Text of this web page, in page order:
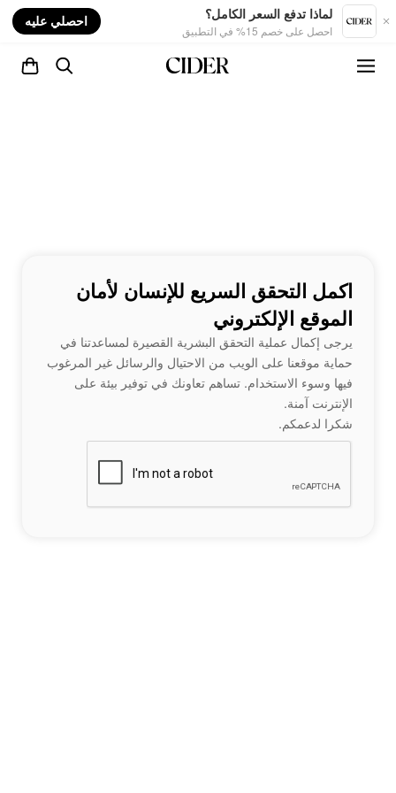
لماذا تدفع السعر الكامل؟
احصل على خصم 15% في التطبيق
احصلي عليه
اكمل التحقق السريع للإنسان لأمان
الموقع الإلكتروني
يرجى إكمال عملية التحقق البشرية القصيرة لمساعدتنا في
حماية موقعنا على الويب من الاحتيال والرسائل غير المرغوب
فيها وسوء الاستخدام. تساهم تعاونك في توفير بيئة على
الإنترنت آمنة.
شكرا لدعمكم.